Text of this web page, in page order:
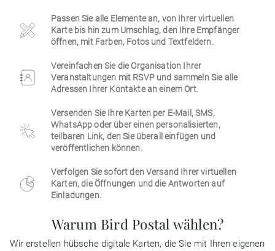
Passen Sie alle Elemente an, von Ihrer virtuellen
Karte bis hin zum Umschlag, den Ihre Empfänger
öffnen, mit Farben, Fotos und Textfeldern.
Vereinfachen Sie die Organisation Ihrer
Veranstaltungen mit RSVP und sammeln Sie alle
Adressen Ihrer Kontakte an einem Ort.
Versenden Sie Ihre Karten per E-Mail, SMS,
WhatsApp oder über einen personalisierten,
teilbaren Link, den Sie überall einfügen und
veröffentlichen können.
Verfolgen Sie sofort den Versand Ihrer virtuellen
Karten, die Öffnungen und die Antworten auf
Einladungen.
Warum Bird Postal wählen?
Wir erstellen hübsche digitale Karten, die Sie mit Ihren eigenen